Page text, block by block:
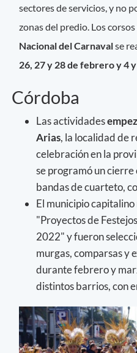
sectores de servicios, y no
zonas del predio. Los
Nacional del Carnavalse
26, 27 y 28 de febrero y 4
Córdoba
Las actividades
Arias, la localidad de
celebración en la
se programó un
bandas de cuarteto,
El municipio
"Proyectos de
2022" y fueron
murgas, comparsas y
durante febrero y
distintos barrios, con